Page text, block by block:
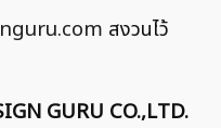
สงวนไว้
GURU CO.,LTD.